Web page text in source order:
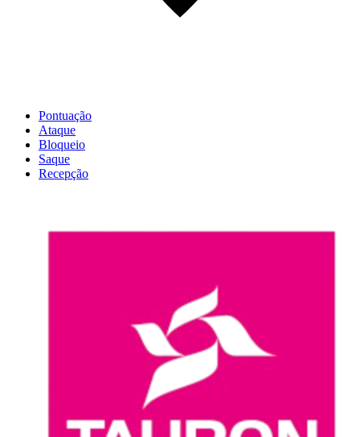
Pontuação
Ataque
Bloqueio
Saque
Recepção